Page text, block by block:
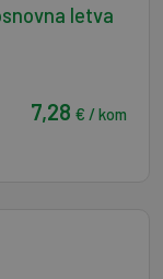
letva
7,28 € / kom